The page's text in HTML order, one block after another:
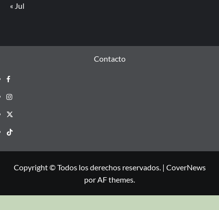
« Jul
Contacto
Copyright © Todos los derechos reservados. | CoverNews
por AF themes.